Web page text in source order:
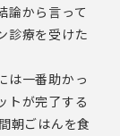
論から言って
診療を受けた
は一番助かっ
トが完了する
朝ごはんを食